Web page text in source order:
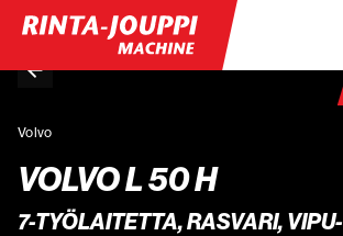
Volvo
VOLVO L 50 H
7-TYÖLAITETTA, RASVARI, VIPU-